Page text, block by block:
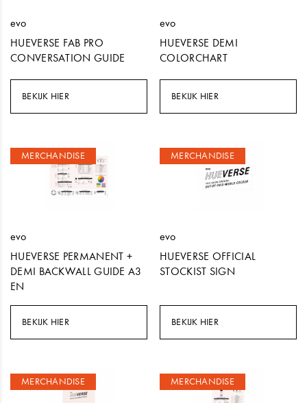
evo
HUEVERSE FAB PRO
CONVERSATION GUIDE
BEKIJK HIER
evo
HUEVERSE DEMI
COLORCHART
BEKIJK HIER
MERCHANDISE
evo
HUEVERSE PERMANENT +
DEMI BACKWALL GUIDE A3
EN
BEKIJK HIER
MERCHANDISE
evo
HUEVERSE OFFICIAL
STOCKIST SIGN
BEKIJK HIER
MERCHANDISE MERCHANDISE